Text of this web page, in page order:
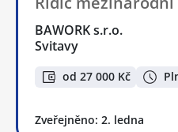
BAWORK s.r.o.
Svitavy
od 27 000 Kč
Zveřejněno: 2. ledna